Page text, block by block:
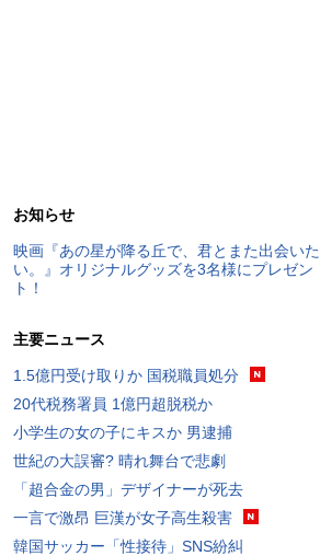
お知らせ
映画『あの星が降る丘で、君とまた出会いた
い。』オリジナルグッズを3名様にプレゼン
ト！
主要ニュース
1.5億円受け取りか 国税職員処分
20代税務署員 1億円超脱税か
小学生の女の子にキスか 男逮捕
世紀の大誤審? 晴れ舞台で悲劇
「超合金の男」デザイナーが死去
一言で激昂 巨漢が女子高生殺害
韓国サッカー「性接待」SNS紛糾